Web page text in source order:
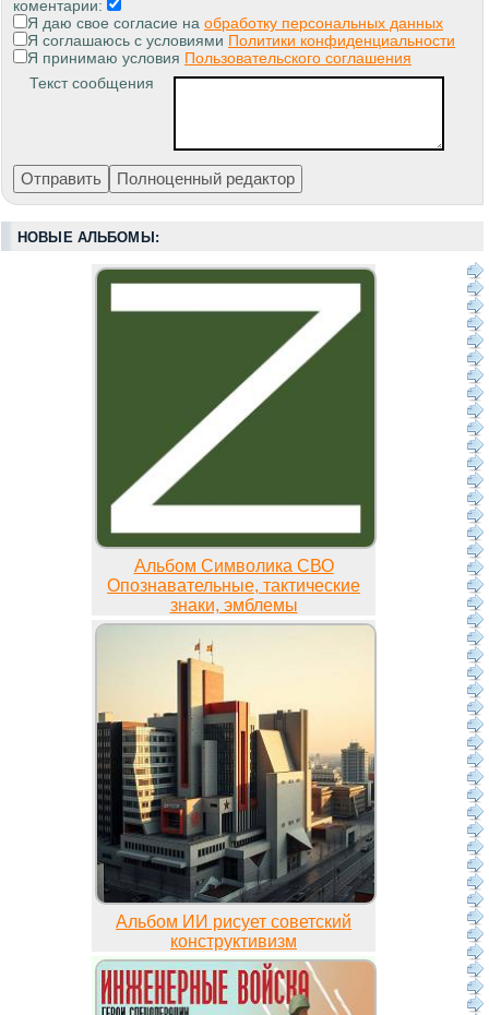
коментарии:
Я даю свое согласие на обработку персональных данных
Я соглашаюсь с условиями Политики конфиденциальности
Я принимаю условия Пользовательского соглашения
Текст сообщения
НОВЫЕ АЛЬБОМЫ:
Альбом Символика СВО
Опознавательные, тактические
знаки, эмблемы
Альбом ИИ рисует советский
конструктивизм